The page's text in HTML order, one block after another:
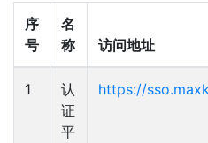
序
号
名
称
访问地址
1
认
证
平
https://